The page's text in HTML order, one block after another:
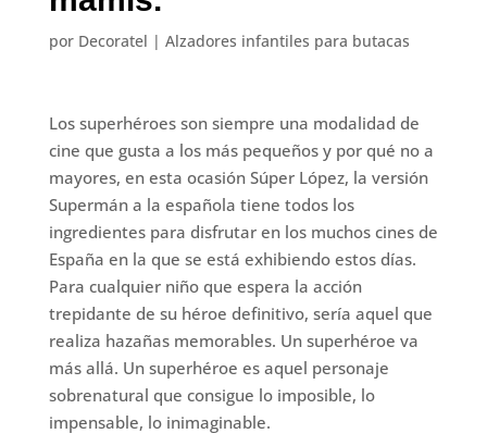
por Decoratel | Alzadores infantiles para butacas
Los superhéroes son siempre una modalidad de
cine que gusta a los más pequeños y por qué no a
mayores, en esta ocasión Súper López, la versión
Supermán a la española tiene todos los
ingredientes para disfrutar en los muchos cines de
España en la que se está exhibiendo estos días.
Para cualquier niño que espera la acción
trepidante de su héroe definitivo, sería aquel que
realiza hazañas memorables. Un superhéroe va
más allá. Un superhéroe es aquel personaje
sobrenatural que consigue lo imposible, lo
impensable, lo inimaginable.